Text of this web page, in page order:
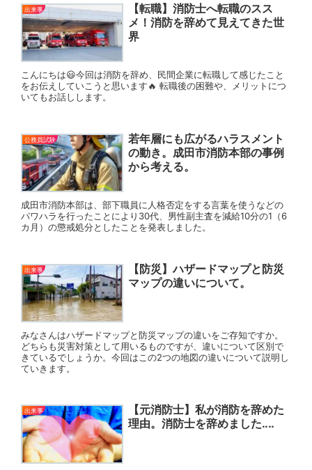
出来事
【転職】消防士へ転職のスス
メ！消防を辞めて見えてきた世
界
こんにちは😃今回は消防を辞め、民間企業に転職して感じたこと
をお伝えしていこうと思います🔥 転職後の困難や、メリットにつ
いてもお話しします。
公務員試験
若年層にも広がるハラスメント
の動き。成田市消防本部の事例
から考える。
成田市消防本部は、部下職員に人格否定をする言葉を使うなどの
パワハラを行ったことにより30代、男性副主査を減給10分の1（6
カ月）の懲戒処分としたことを発表しました。
出来事
【防災】ハザードマップと防災
マップの違いについて。
みなさんはハザードマップと防災マップの違いをご存知ですか。
どちらも災害対策として用いるものですが、違いについて区別で
きているでしょうか。今回はこの2つの地図の違いについて説明し
ていきます。
出来事
【元消防士】私が消防を辞めた
理由。消防士を辞めました‥‥